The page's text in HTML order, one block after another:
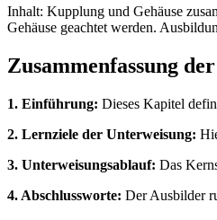
Inhalt: Kupplung und Gehäuse
Gehäuse geachtet werden.
Zusammenfassung
1. Einführung: Dieses Kapitel
2. Lernziele der Unterweisung:
3. Unterweisungsablauf: Das
4. Abschlussworte: Der Ausbilder